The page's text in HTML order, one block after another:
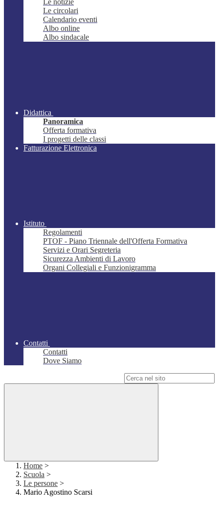
Le notizie
Le circolari
Calendario eventi
Albo online
Albo sindacale
Didattica
Panoramica
Offerta formativa
I progetti delle classi
Fatturazione Elettronica
Istituto
Regolamenti
PTOF - Piano Triennale dell'Offerta Formativa
Servizi e Orari Segreteria
Sicurezza Ambienti di Lavoro
Organi Collegiali e Funzionigramma
Contatti
Contatti
Dove Siamo
Home >
Scuola >
Le persone >
Mario Agostino Scarsi